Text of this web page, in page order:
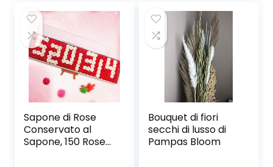
Confezione 1 °
Anniversario/Com
pleanno/Matrimon
io,B
Sapone di Rose
Conservato al
Sapone, 150 Rose
Bouquet di fiori
secchi di lusso di
Pampas Bloom